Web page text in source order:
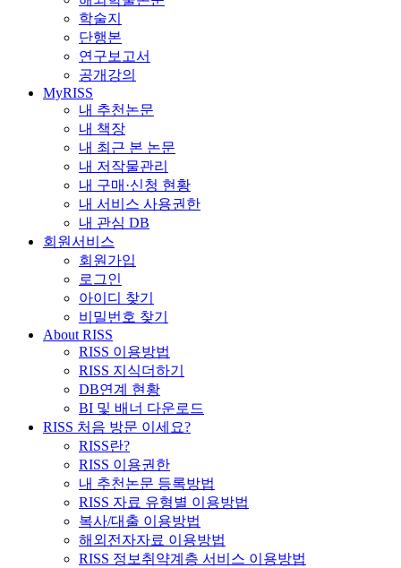
학술지
단행본
연구보고서
공개강의
MyRISS
내 추천논문
내 책장
내 최근 본 논문
내 저작물관리
내 구매·신청 현황
내 서비스 사용권한
내 관심 DB
회원서비스
회원가입
로그인
아이디 찾기
비밀번호 찾기
About RISS
RISS 이용방법
RISS 지식더하기
DB연계 현황
BI 및 배너 다운로드
RISS 처음 방문 이세요?
RISS란?
RISS 이용권한
내 추천논문 등록방법
RISS 자료 유형별 이용방법
복사/대출 이용방법
해외전자자료 이용방법
RISS 정보취약계층 서비스 이용방법